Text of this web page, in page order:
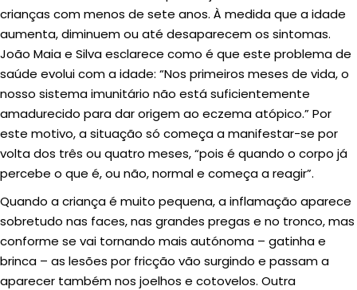
crianças com menos de sete anos. À medida que a idade
aumenta, diminuem ou até desaparecem os sintomas.
João Maia e Silva esclarece como é que este problema de
saúde evolui com a idade: “Nos primeiros meses de vida, o
nosso sistema imunitário não está suficientemente
amadurecido para dar origem ao eczema atópico.” Por
este motivo, a situação só começa a manifestar-se por
volta dos três ou quatro meses, “pois é quando o corpo já
percebe o que é, ou não, normal e começa a reagir”.
Quando a criança é muito pequena, a inflamação aparece
sobretudo nas faces, nas grandes pregas e no tronco, mas
conforme se vai tornando mais autónoma – gatinha e
brinca – as lesões por fricção vão surgindo e passam a
aparecer também nos joelhos e cotovelos. Outra